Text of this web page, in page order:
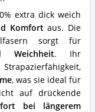
extra dick weich
Komfort aus. Die
sorgt für
Weichheit. Ihr
, was sie ideal für
auf drückende
bei längerem